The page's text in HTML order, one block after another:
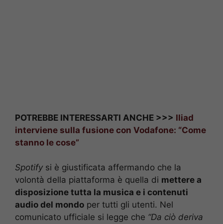
POTREBBE INTERESSARTI ANCHE >>> Iliad
interviene sulla fusione con Vodafone: “Come
stanno le cose”
Spotify si è giustificata affermando che la
volontà della piattaforma è quella di mettere a
disposizione tutta la musica e i contenuti
audio del mondo per tutti gli utenti. Nel
comunicato ufficiale si legge che “Da ciò deriva